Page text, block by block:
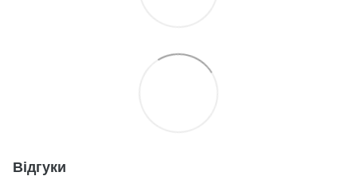
Відгуки